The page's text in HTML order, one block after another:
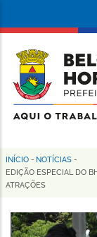
conteúdo
principal
da
de
Trilha
de
navegação
INÍCIO - NOTÍCIAS -
EDIÇÃO ESPECIAL DO
ATRAÇÕES